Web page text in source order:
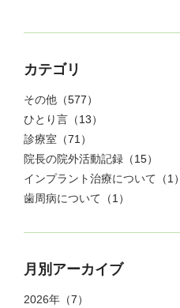
カテゴリ
その他 （577）
ひとり言 （13）
診療室 （71）
院長の院外活動記録 （15）
インプラント治療について （1）
歯周病について （1）
月別アーカイブ
2026年 （7）